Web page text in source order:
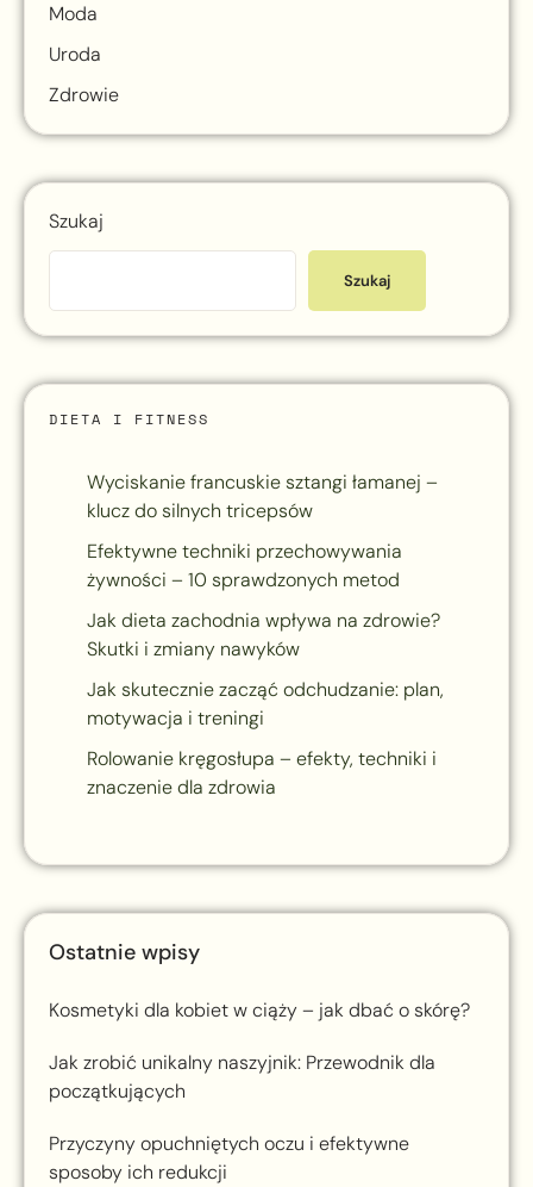
Moda
Uroda
Zdrowie
Szukaj
Szukaj
DIETA I FITNESS
Wyciskanie francuskie sztangi łamanej –
klucz do silnych tricepsów
Efektywne techniki przechowywania
żywności – 10 sprawdzonych metod
Jak dieta zachodnia wpływa na zdrowie?
Skutki i zmiany nawyków
Jak skutecznie zacząć odchudzanie: plan,
motywacja i treningi
Rolowanie kręgosłupa – efekty, techniki i
znaczenie dla zdrowia
Ostatnie wpisy
Kosmetyki dla kobiet w ciąży – jak dbać o skórę?
Jak zrobić unikalny naszyjnik: Przewodnik dla
początkujących
Przyczyny opuchniętych oczu i efektywne
sposoby ich redukcji